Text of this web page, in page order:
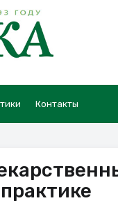
Контакты